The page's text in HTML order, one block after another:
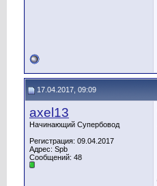
17.04.2017, 09:09
axel13
Начинающий Супербовод
Регистрация: 09.04.2017
Адрес: Spb
Сообщений: 48